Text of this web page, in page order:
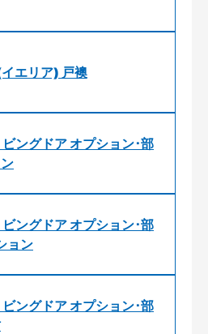
エリア) 戸襖
ングドア オプション･部
ングドア オプション･部
ョン
ングドア オプション･部